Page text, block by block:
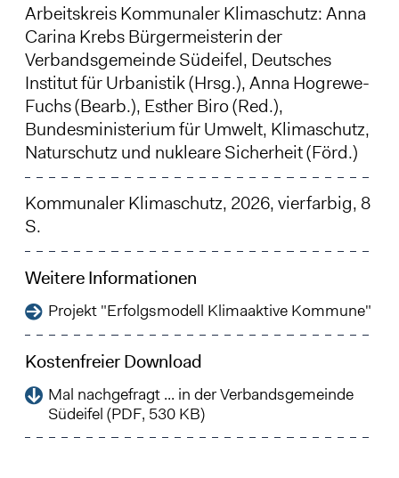
Arbeitskreis Kommunaler Klimaschutz: Anna
Carina Krebs Bürgermeisterin der
Verbandsgemeinde Südeifel, Deutsches
Institut für Urbanistik (Hrsg.),Anna Hogrewe-
Fuchs(Bearb.), Esther Biro(Red.),
Bundesministerium für Umwelt, Klimaschutz,
Naturschutz und nukleare Sicherheit (Förd.)
Kommunaler Klimaschutz, 2026, vierfarbig, 8
S.
Weitere Informationen
Projekt "Erfolgsmodell Klimaaktive Kommune"
Kostenfreier Download
Mal nachgefragt ... in der Verbandsgemeinde
Südeifel (PDF, 530 KB)